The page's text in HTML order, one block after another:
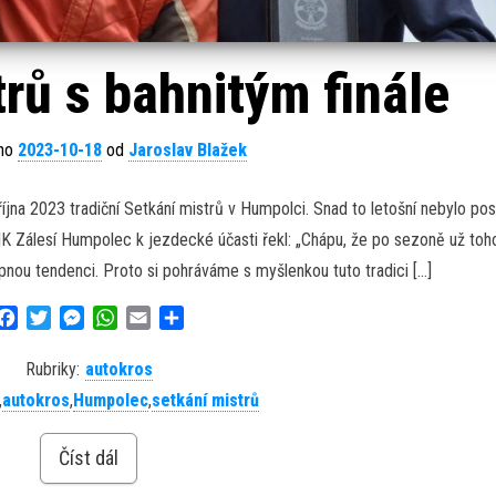
s bahnitým finále
2023-10-18 od Jaroslav Blažek
2023 tradiční Setkání mistrů v Humpolci. Snad to letošní nebylo
Zálesí Humpolec k jezdecké účasti řekl: „Chápu, že po sezoně už
tendenci. Proto si pohráváme s myšlenkou tuto tradici […]
c
e
b
i
t
e
M
s
e
n
g
e
W
a
s
A
p
a
l
r
e
Rubriky: autokros
autokros, Humpolec,setkání mistrů
Číst dál